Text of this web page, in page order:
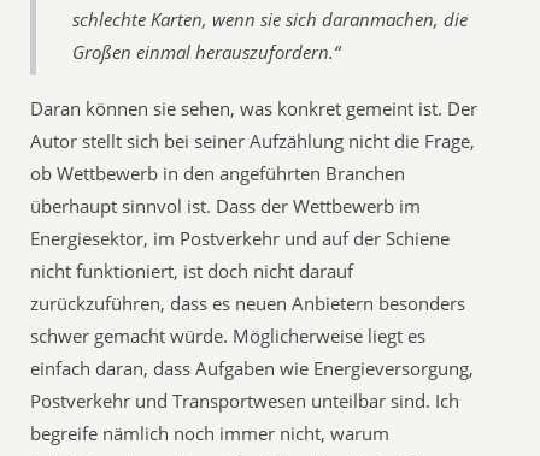
schlechte Karten, wenn sie sich daranmachen, die
Großen einmal herauszufordern.“
Daran können sie sehen, was konkret gemeint ist. Der
Autor stellt sich bei seiner Aufzählung nicht die Frage,
ob Wettbewerb in den angeführten Branchen
überhaupt sinnvol ist. Dass der Wettbewerb im
Energiesektor, im Postverkehr und auf der Schiene
nicht funktioniert, ist doch nicht darauf
zurückzuführen, dass es neuen Anbietern besonders
schwer gemacht würde. Möglicherweise liegt es
einfach daran, dass Aufgaben wie Energieversorgung,
Postverkehr und Transportwesen unteilbar sind. Ich
begreife nämlich noch immer nicht, warum